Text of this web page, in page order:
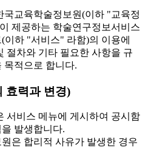
국교육학술정보원(이하 "교육정
제공하는 학술연구정보서비스
이하 "서비스" 라함)의 이용에
절차와 기타 필요한 사항을 규
목적으로 합니다.
효력과 변경)
서비스 메뉴에 게시하여 공시함
발생합니다.
은 합리적 사유가 발생한 경우